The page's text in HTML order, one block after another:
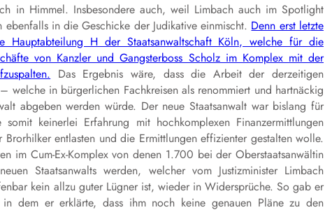
in Himmel. Insbesondere auch, weil Limbach auch im Spotlight
in die Geschicke der Judikative einmischt. Denn erst letzte
H der Staatsanwaltschaft Köln, welche für die
von Kanzler und Gangsterboss Scholz im Komplex mit der
Das Ergebnis wäre, dass die Arbeit der derzeitigen
welche in bürgerlichen Fachkreisen als renommiert und hartnäckig
abgeben werden würde. Der neue Staatsanwalt war bislang für
keinerlei Erfahrung mit hochkomplexen Finanzermittlungen
entlasten und die Ermittlungen effizienter gestalten wolle.
im Cum-Ex-Komplex von denen 1.700 bei der Oberstaatsanwältin
Staatsanwalts werden, welcher vom Justizminister Limbach
kein allzu guter Lügner ist, wieder in Widersprüche. So gab er
dem er erklärte, dass ihm noch keine genauen Pläne zu den